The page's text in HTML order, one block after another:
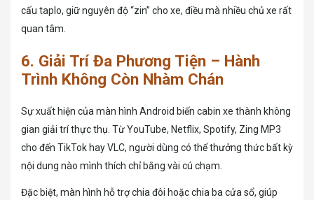
cấu taplo, giữ nguyên độ “zin” cho xe, điều mà nhiều chủ xe rất
quan tâm.
6. Giải Trí Đa Phương Tiện – Hành
Trình Không Còn Nhàm Chán
Sự xuất hiện của màn hình Android biến cabin xe thành không
gian giải trí thực thụ. Từ YouTube, Netflix, Spotify, Zing MP3
cho đến TikTok hay VLC, người dùng có thể thưởng thức bất kỳ
nội dung nào mình thích chỉ bằng vài cú chạm.
Đặc biệt, màn hình hỗ trợ chia đôi hoặc chia ba cửa sổ, giúp